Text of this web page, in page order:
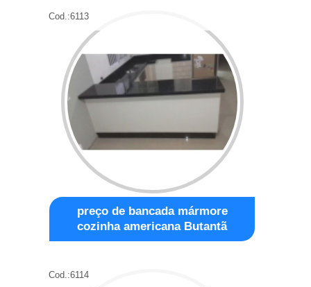
Cod.:6113
preço de bancada mármore
cozinha americana Butantã
Cod.:6114